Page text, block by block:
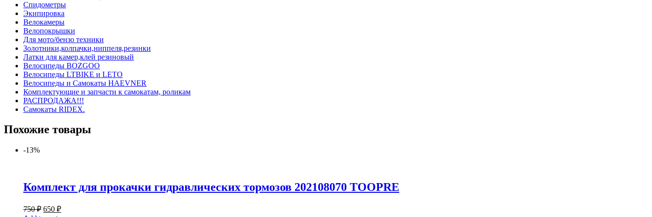
Спидометры
Экипировка
Велокамеры
Велопокрышки
Для мото/бензо техники
Золотники,колпачки,ниппеля,резинки
Латки для камер,клей резиновый
Велосипеды BOZGOO
Велосипеды LTBIKE и LETO
Велосипеды и Самокаты HAEVNER
Комплектующие и запчасти к самокатам, роликам
РАСПРОДАЖА!!!
Самокаты RIDEX.
Похожие товары
-13%
Комплект для прокачки гидравлических тормозов 202108070 TOOPRE
750₽ 650 ₽